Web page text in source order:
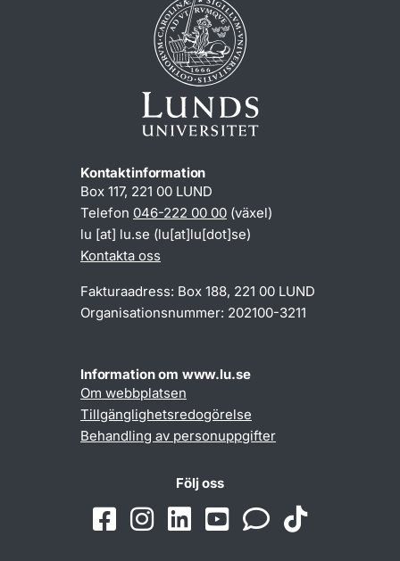
Kontaktinformation
Box 117, 221 00 LUND
Telefon 046-222 00 00 (växel)
lu [at] lu.se (lu[at]lu[dot]se)
Kontakta oss
Fakturaadress: Box 188, 221 00 LUND
Organisationsnummer: 202100-3211
Information om www.lu.se
Om webbplatsen
Tillgänglighetsredogörelse
Behandling av personuppgifter
Följ oss